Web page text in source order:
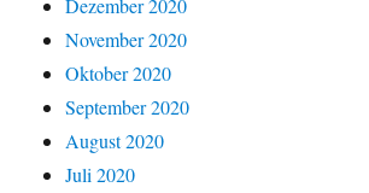
November 2020
Oktober 2020
September 2020
August 2020
Juli 2020